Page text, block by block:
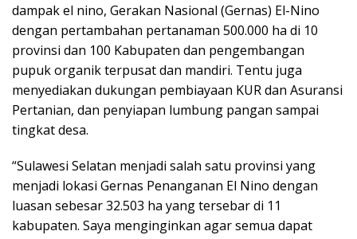
dampak el nino, Gerakan Nasional (Gernas) El-Nino
dengan pertambahan pertanaman 500.000 ha di 10
provinsi dan 100 Kabupaten dan pengembangan
pupuk organik terpusat dan mandiri. Tentu juga
menyediakan dukungan pembiayaan KUR dan Asuransi
Pertanian, dan penyiapan lumbung pangan sampai
tingkat desa.
“Sulawesi Selatan menjadi salah satu provinsi yang
menjadi lokasi Gernas Penanganan El Nino dengan
luasan sebesar 32.503 ha yang tersebar di 11
kabupaten. Saya menginginkan agar semua dapat